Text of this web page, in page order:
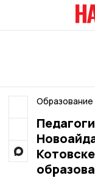
Образование